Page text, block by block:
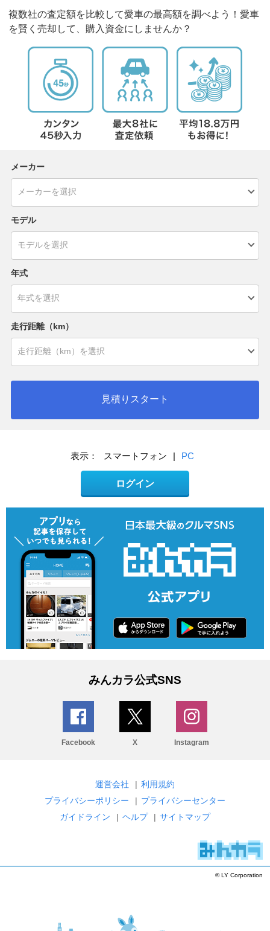
複数社の査定額を比較して愛車の最高額を調べよう！愛車
を賢く売却して、購入資金にしませんか？
メーカー
モデル
年式
走行距離（km）
見積りスタート
表示： スマートフォン | PC
ログイン
みんカラ公式SNS
Facebook X Instagram
運営会社 | 利用規約
プライバシーポリシー
| プライバシーセンター
ガイドライン
| ヘルプ | サイトマップ
© LY Corporation